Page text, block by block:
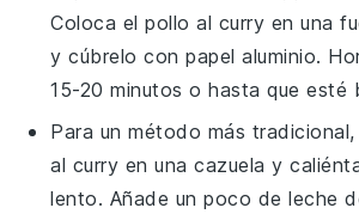
Coloca elpollo al curry en una
y cúbrelo con papel aluminio.
15-20 minutos o hasta que esté
Para un método más
al curry en una cazuela y
lento. Añade un poco deleche